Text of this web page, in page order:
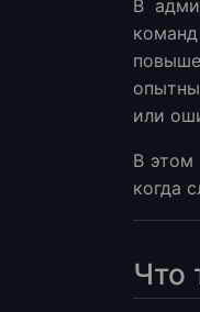
Основной синтаксис
Что происходит после
Основной синтаксис
Основные различия
Последствия для
Когда следует
Как добавить
В
или
В этом
когда
Что